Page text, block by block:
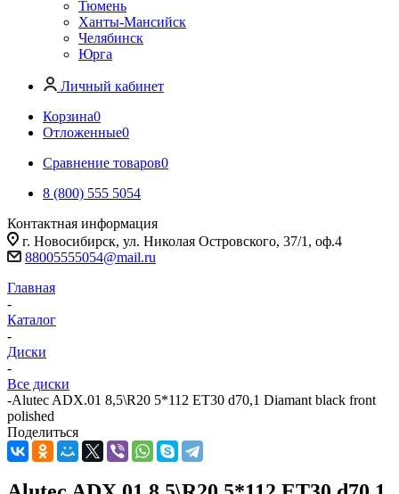
Тюмень
Ханты-Мансийск
Челябинск
Юрга
Личный кабинет
Корзина0
Отложенные0
Сравнение товаров0
8 (800) 555 5054
Контактная информация
г. Новосибирск, ул. Николая Островского, 37/1, оф.4
88005555054@mail.ru
Главная
-
Каталог
-
Диски
-
Все диски
-Alutec ADX.01 8,5\R20 5*112 ET30 d70,1 Diamant black front
polished
Поделиться